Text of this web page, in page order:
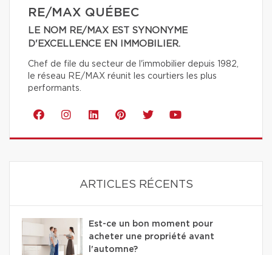
RE/MAX QUÉBEC
LE NOM RE/MAX EST SYNONYME
D'EXCELLENCE EN IMMOBILIER.
Chef de file du secteur de l'immobilier depuis 1982,
le réseau RE/MAX réunit les courtiers les plus
performants.
ARTICLES RÉCENTS
Est-ce un bon moment pour
acheter une propriété avant
l'automne?